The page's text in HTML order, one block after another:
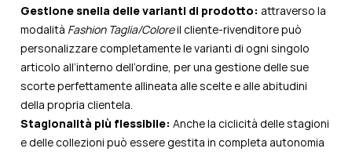
Gestione snella delle varianti di prodotto: attraverso la
modalità Fashion Taglia/Coloreil cliente-rivenditore può
personalizzare completamente le varianti di ogni singolo
articolo all’interno dell’ordine, per una gestione delle sue
scorte perfettamente allineata alle scelte e alle abitudini
della propria clientela.
Stagionalità più flessibile: Anche la ciclicità delle stagioni
e delle collezioni può essere gestita in completa autonomia